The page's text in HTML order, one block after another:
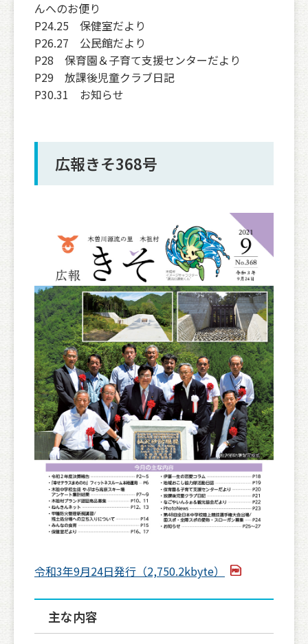
んへのお便り
P24.25 保健室だより
P26.27 公民館だより
P28 保育園＆子育て支援センターだより
P29 放課後児童クラブ日記
P30.31 お知らせ
広報きそ368号
令和3年9月24日発行（2,750.2kbyte）
主な内容